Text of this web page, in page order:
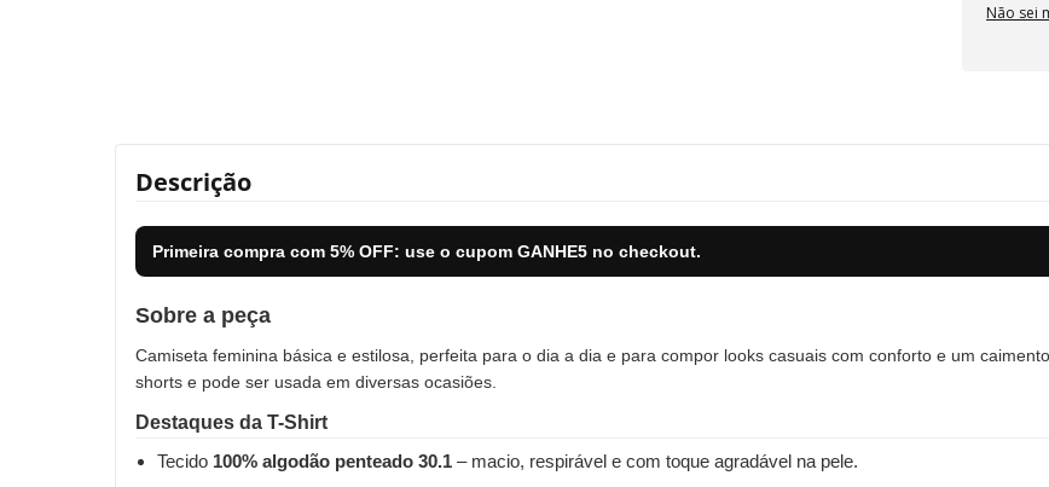
Não sei
Descrição
Primeira compra com 5% OFF: use o cupom GANHE5 no checkout.
Sobre a peça
Camiseta feminina básica e estilosa, perfeita para o dia a dia e para compor looks casuais com conforto e um
shorts e pode ser usada em diversas ocasiões.
Destaques da T-Shirt
Tecido 100% algodão penteado 30.1 – macio, respirável e com toque agradável na pele.